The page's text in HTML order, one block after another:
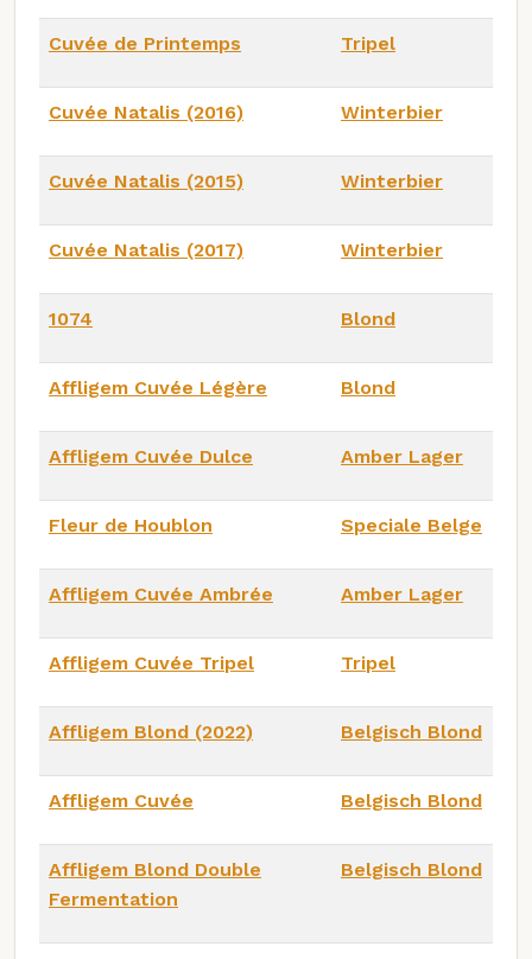
Cuvée de Printemps Tripel
Cuvée Natalis (2016) Winterbier
Cuvée Natalis (2015) Winterbier
Cuvée Natalis (2017) Winterbier
1074 Blond
Affligem Cuvée Légère Blond
Affligem Cuvée Dulce Amber Lager
Fleur de Houblon Speciale Belge
Affligem Cuvée Ambrée Amber Lager
Affligem Cuvée Tripel Tripel
Affligem Blond (2022) Belgisch Blond
Affligem Cuvée Belgisch Blond
Affligem Blond Double
Fermentation
Belgisch Blond